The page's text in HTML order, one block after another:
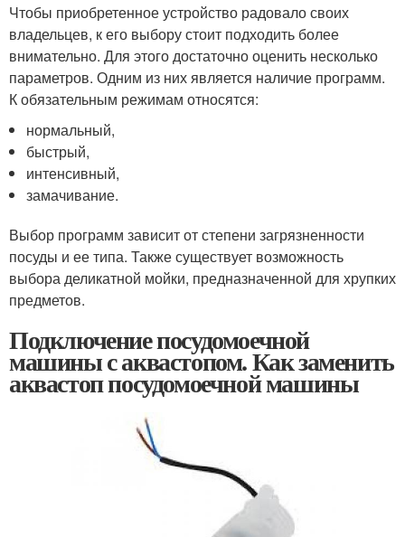
Чтобы приобретенное устройство радовало своих
владельцев, к его выбору стоит подходить более
внимательно. Для этого достаточно оценить несколько
параметров. Одним из них является наличие программ.
К обязательным режимам относятся:
нормальный,
быстрый,
интенсивный,
замачивание.
Выбор программ зависит от степени загрязненности
посуды и ее типа. Также существует возможность
выбора деликатной мойки, предназначенной для хрупких
предметов.
Подключение посудомоечной
машины с аквастопом. Как заменить
аквастоп посудомоечной машины